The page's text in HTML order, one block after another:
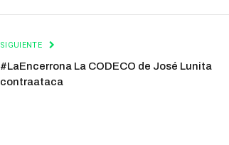
SIGUIENTE
#LaEncerrona La CODECO de José Lunita
contraataca